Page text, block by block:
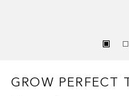
GROW PERFECT